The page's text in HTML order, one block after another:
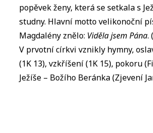
popěvek ženy, která se setkala s
studny. Hlavní motto velikonoční
Magdalény znělo: Viděla jsem Pána.
V prvotní církvi vznikly hymny,
(1K 13), vzkříšení (1K 15), pokoru
Ježíše – Božího Beránka (Zjevení